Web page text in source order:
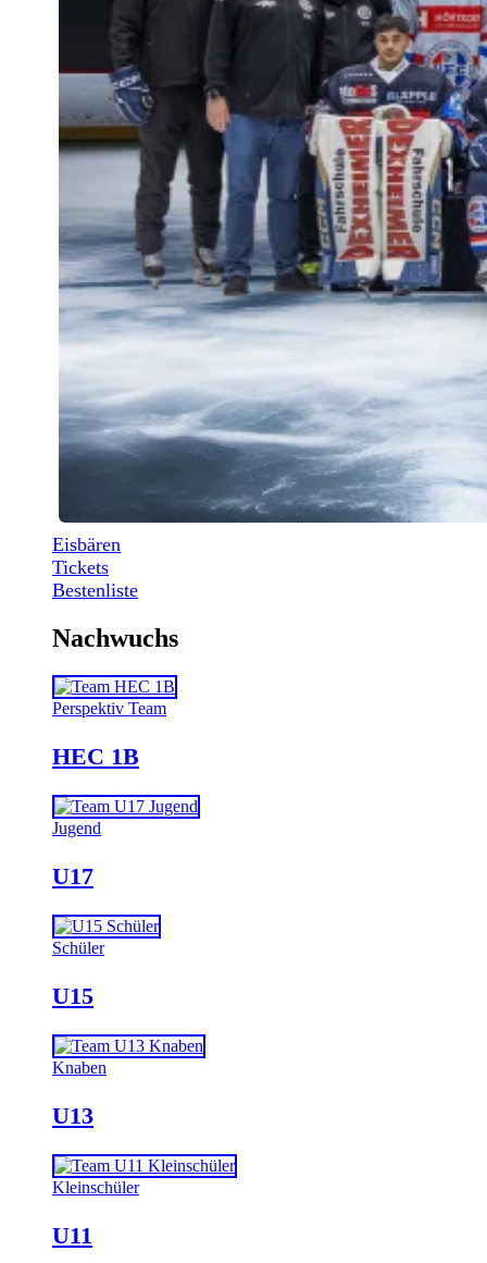
Eisbären
Tickets
Bestenliste
Nachwuchs
Perspektiv Team
HEC 1B
Jugend
U17
Schüler
U15
Knaben
U13
Kleinschüler
U11